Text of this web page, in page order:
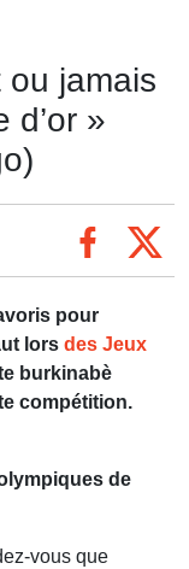
ou jamais
d’or »
pour
lors des Jeux
burkinabè
compétition.
de
vous que